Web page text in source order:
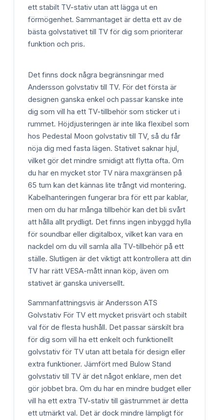
ett stabilt TV-stativ utan att lägga ut en
förmögenhet. Sammantaget är detta ett av de
bästa golvstativet till TV för dig som prioriterar
funktion och pris.
Det finns dock några begränsningar med
Andersson golvstativ till TV. För det första är
designen ganska enkel och passar kanske inte
dig som vill ha ett TV-tillbehör som sticker ut i
rummet. Höjdjusteringen är inte lika flexibel som
hos Pedestal Moon golvstativ till TV, så du får
nöja dig med fasta lägen. Stativet saknar hjul,
vilket gör det mindre smidigt att flytta ofta. Om
du har en mycket stor TV nära maxgränsen på
65 tum kan det kännas lite trångt vid montering.
Kabelhanteringen fungerar bra för ett par kablar,
men om du har många tillbehör kan det bli svårt
att hålla allt prydligt. Det finns ingen inbyggd hylla
för soundbar eller digitalbox, vilket kan vara en
nackdel om du vill samla alla TV-tillbehör på ett
ställe. Slutligen är det viktigt att kontrollera att din
TV har rätt VESA-mått innan köp, även om
stativet är ganska universellt.
Sammanfattningsvis är Andersson ATS
Golvstativ För TV ett mycket prisvärt och stabilt
val för de flesta hushåll. Det passar särskilt bra
för dig som vill ha ett enkelt och funktionellt
golvstativ för TV utan att betala för design eller
extra funktioner. Jämfört med Bulow Stand
golvstativ till TV är det något enklare, men det
gör jobbet bra. Om du har en mindre budget eller
vill ha ett extra TV-stativ till gästrummet är detta
ett utmärkt val. Det är dock mindre lämpligt för